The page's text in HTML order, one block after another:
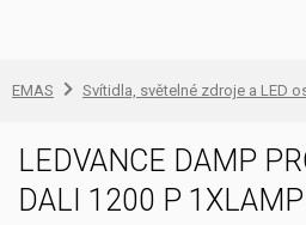
EMAS Svítidla, světelné zdroje a LED
LEDVANCE DAMP
DALI 1200 P